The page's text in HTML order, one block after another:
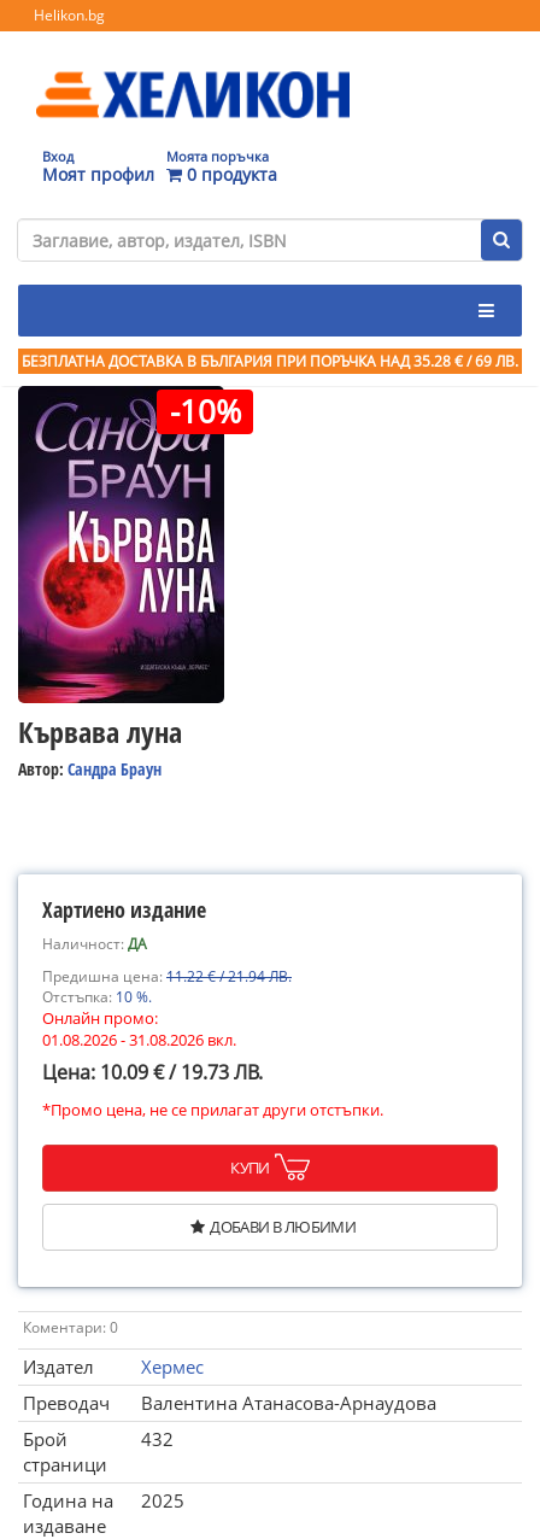
Helikon.bg
Вход
Моят профил
Моята поръчка
0 продукта
БЕЗПЛАТНА ДОСТАВКА В БЪЛГАРИЯ ПРИ ПОРЪЧКА НАД 35.28 € / 69 ЛВ.
-10%
Кървава луна
Автор: Сандра Браун
Хартиено издание
Наличност:ДА
Предишна цена:11.22 € / 21.94 ЛВ.
Отстъпка: 10 %.
Онлайн промо:
01.08.2026 - 31.08.2026 вкл.
Цена: 10.09 € / 19.73 ЛВ.
*Промо цена, не се прилагат други отстъпки.
КУПИ
ДОБАВИ В ЛЮБИМИ
Коментари: 0
Издател
Хермес
Преводач
Валентина Атанасова-Арнаудова
Брой
страници
432
Година на
издаване
2025